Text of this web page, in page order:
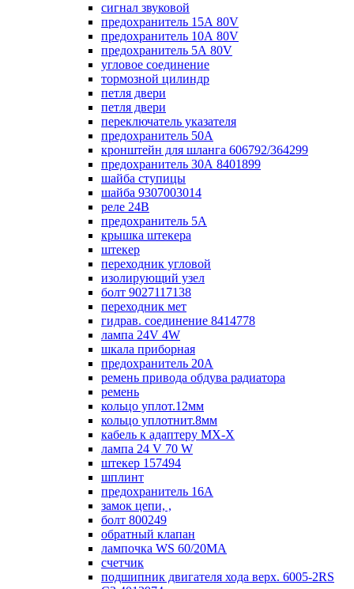
сигнал звуковой
предохранитель 15А 80V
предохранитель 10А 80V
предохранитель 5А 80V
угловое соединение
тормозной цилиндр
петля двери
петля двери
переключатель указателя
предохранитель 50А
кронштейн для шланга 606792/364299
предохранитель 30А 8401899
шайба ступицы
шайба 9307003014
реле 24В
предохранитель 5А
крышка штекера
штекер
переходник угловой
изолирующий узел
болт 9027117138
переходник мет
гидрав. соединение 8414778
лампа 24V 4W
шкала приборная
предохранитель 20А
ремень привода обдува радиатора
ремень
кольцо уплот.12мм
кольцо уплотнит.8мм
кабель к адаптеру МХ-Х
лампа 24 V 70 W
штекер 157494
шплинт
предохранитель 16А
замок цепи, ,
болт 800249
обратный клапан
лампочка WS 60/20МА
счетчик
подшипник двигателя хода верх. 6005-2RS